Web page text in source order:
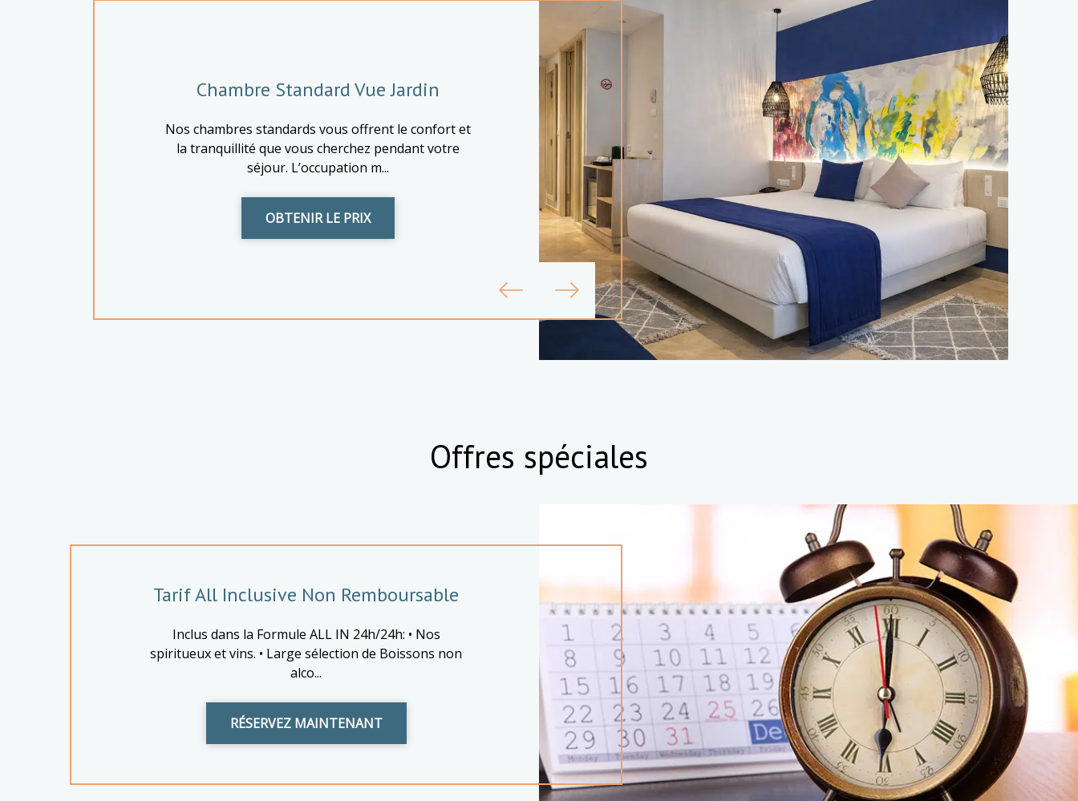
Chambre Standard Vue Jardin
Nos chambres standards vous offrent le confort et
la tranquillité que vous cherchez pendant votre
séjour. L’occupation m...
OBTENIR LE PRIX
Offres spéciales
Tarif All Inclusive Non Remboursable
Inclus dans la Formule ALL IN 24h/24h: • Nos
spiritueux et vins. • Large sélection de Boissons non
alco...
RÉSERVEZ MAINTENANT